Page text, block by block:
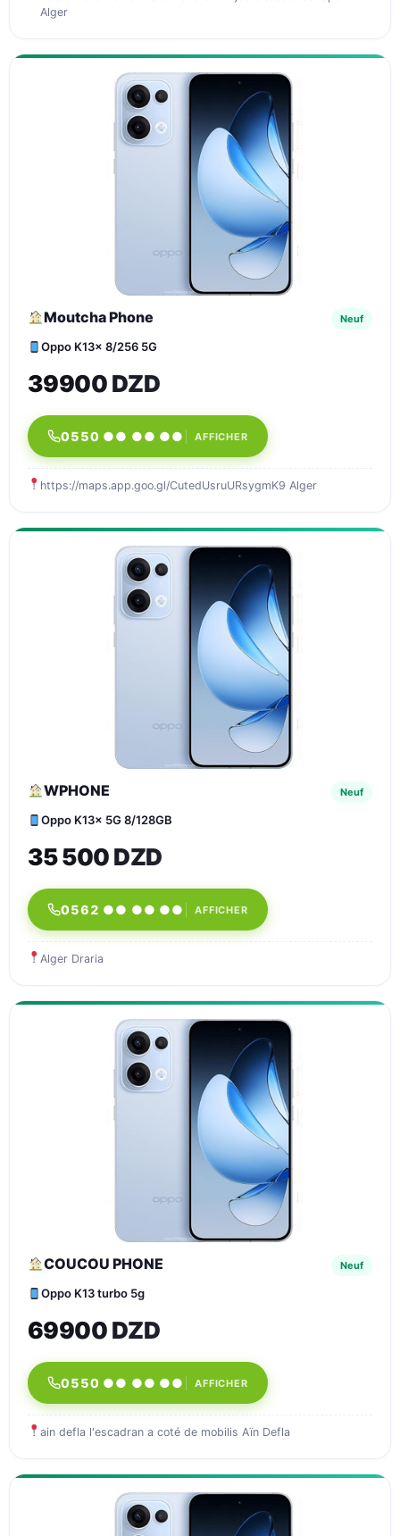
Alger
Moutcha Phone Neuf
Oppo K13x 8/256 5G
39900 DZD
0550 ●● ●● ●● AFFICHER
https://maps.app.goo.gl/CutedUsruURsygmK9 Alger
WPHONE Neuf
Oppo K13x 5G 8/128GB
35 500 DZD
0562 ●● ●● ●● AFFICHER
Alger Draria
COUCOU PHONE Neuf
Oppo K13 turbo 5g
69900 DZD
0550 ●● ●● ●● AFFICHER
ain defla l'escadran a coté de mobilis Aïn Defla